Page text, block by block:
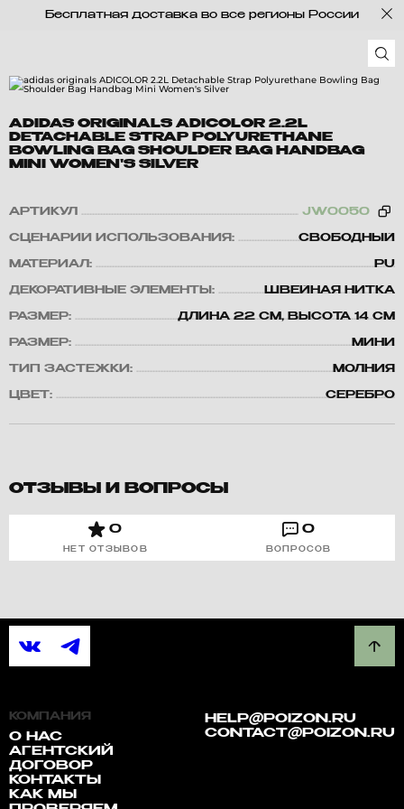
Бесплатная доставка во все регионы России
ADIDAS ORIGINALS ADICOLOR 2.2L
DETACHABLE STRAP POLYURETHANE
BOWLING BAG SHOULDER BAG HANDBAG
MINI WOMEN'S SILVER
АРТИКУЛ JW0050
СЦЕНАРИЙ ИСПОЛЬЗОВАНИЯ: СВОБОДНЫЙ
МАТЕРИАЛ: PU
ДЕКОРАТИВНЫЕ ЭЛЕМЕНТЫ: ШВЕЙНАЯ НИТКА
РАЗМЕР: ДЛИНА 22 СМ, ВЫСОТА 14 СМ
РАЗМЕР: МИНИ
ТИП ЗАСТЕЖКИ: МОЛНИЯ
ЦВЕТ: СЕРЕБРО
ОТЗЫВЫ И ВОПРОСЫ
0
НЕТ ОТЗЫВОВ
0
ВОПРОСОВ
КОМПАНИЯ
О НАС
АГЕНТСКИЙ
ДОГОВОР
КОНТАКТЫ
КАК МЫ
HELP@POIZON.RU
CONTACT@POIZON.RU